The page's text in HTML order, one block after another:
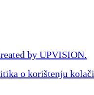
by UPVISION.
o korištenju